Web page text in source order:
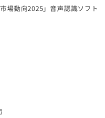
場動向2025」音声認識ソフト